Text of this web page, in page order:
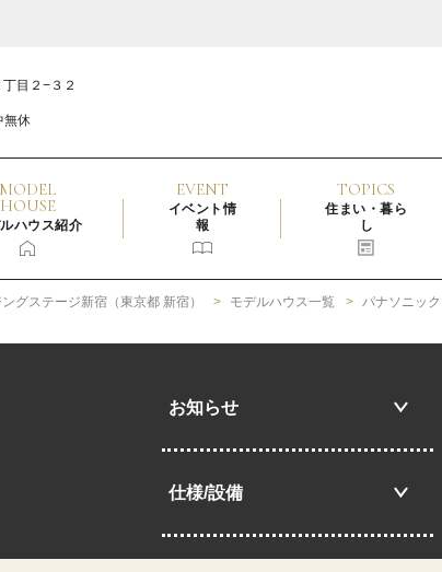
目２−３２
無休
MODEL
HOUSE
ハウス紹介
EVENT
イベント情
報
TOPICS
住まい・暮ら
し
グステージ新宿（東京都 新宿） モデルハウス一覧 パナソニッ
お知らせ
仕様/設備